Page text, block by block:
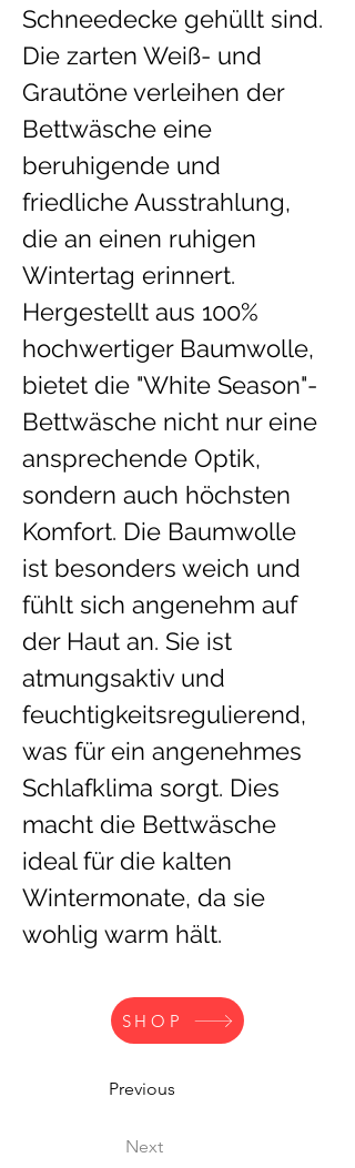
Schneedecke gehüllt sind.
Die zarten Weiß- und
Grautöne verleihen der
Bettwäsche eine
beruhigende und
friedliche Ausstrahlung,
die an einen ruhigen
Wintertag erinnert.
Hergestellt aus 100%
hochwertiger Baumwolle,
bietet die "White Season"-
Bettwäsche nicht nur eine
ansprechende Optik,
sondern auch höchsten
Komfort. Die Baumwolle
ist besonders weich und
fühlt sich angenehm auf
der Haut an. Sie ist
atmungsaktiv und
feuchtigkeitsregulierend,
was für ein angenehmes
Schlafklima sorgt. Dies
macht die Bettwäsche
ideal für die kalten
Wintermonate, da sie
wohlig warm hält.
SHOP
Previous
Next